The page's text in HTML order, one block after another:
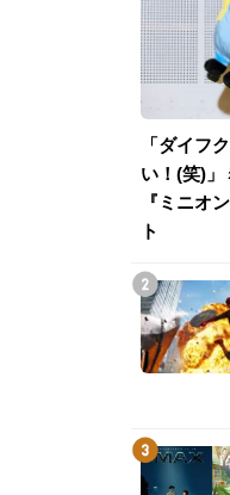
「ダイフ
い！(笑)
『ミニオ
ト